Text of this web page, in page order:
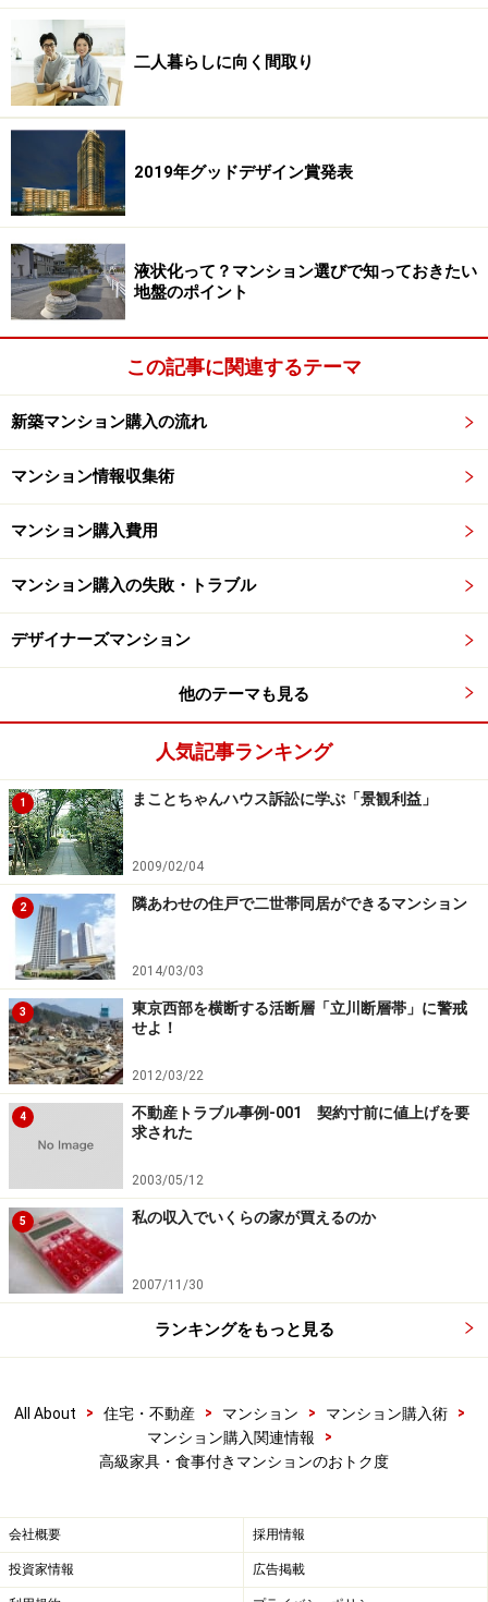
ではコンシェルジュが控えています。となりのラウンジ
では毎朝ビュッフェ形式の朝食が用意され、好きなだけ
食べられます。
またロッカールームを備えた居住者向けのフィットネス
センターや、インターネットに接続できるデスクを配置
したレンタルストレージスペース、それに会議室も用意
されています。このうち朝食サービスやフィットネスセ
ンターの利用料金は家賃に含まれているので、別途支払
いが発生することはありません。
※記事内容は執筆時点のものです。最新の内容をご確認くださ
い。
二人暮らしに向く間取り
2019年グッドデザイン賞発表
液状化って？マンション選びで知っておきたい
地盤のポイント
この記事に関連するテーマ
新築マンション購入の流れ
マンション情報収集術
マンション購入費用
マンション購入の失敗・トラブル
デザイナーズマンション
他のテーマも見る
人気記事ランキング
1 まことちゃんハウス訴訟に学ぶ「景観利益」
2009/02/04
2 隣あわせの住戸で二世帯同居ができるマンション
2014/03/03
3
東京西部を横断する活断層「立川断層帯」に警戒
せよ！
2012/03/22
4
不動産トラブル事例-001 契約寸前に値上げを要
求された
2003/05/12
5 私の収入でいくらの家が買えるのか
2007/11/30
ランキングをもっと見る
All About > 住宅・不動産 > マンション > マンション購入術
>
マンション購入関連情報
>
高級家具・食事付きマンションのおトク度
会社概要 採用情報
投資家情報 広告掲載